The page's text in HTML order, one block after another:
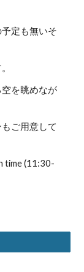
定も無いそ
を眺めなが
ご用意して
time (11:30-